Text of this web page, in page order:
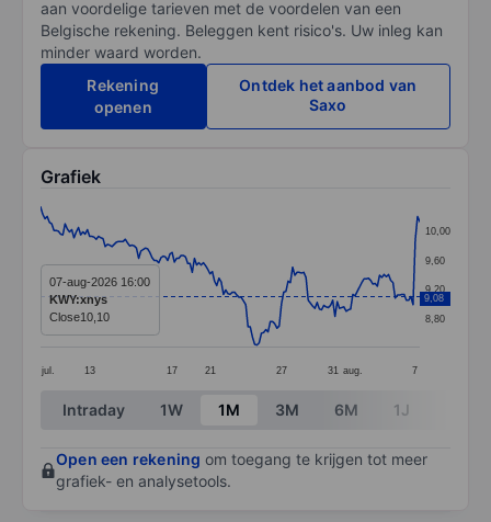
aan voordelige tarieven met de voordelen van een
Belgische rekening. Beleggen kent risico's. Uw inleg kan
minder waard worden.
Rekening
openen
Ontdek het aanbod van
Saxo
Grafiek
Line chart with 171 data points.
The chart has 1 X axis displaying categories.
The chart has 1 Y axis displaying values. Data
jul. 13 17 21 27 31 aug. 7
8,80
9,20
9,60
10,00
9,08
07-aug-2026 16:00
KWY:xnys
Close10,10
End of interactive chart.
Intraday 1W 1M 3M 6M 1J
Open een rekening om toegang te krijgen tot meer
grafiek- en analysetools.